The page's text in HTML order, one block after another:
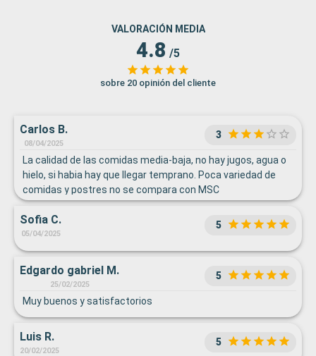
VALORACIÓN MEDIA
4.8 /5
sobre 20 opinión del cliente
Carlos B.
08/04/2025
3
La calidad de las comidas media-baja, no hay jugos, agua o
hielo, si habia hay que llegar temprano. Poca variedad de
comidas y postres no se compara con MSC
Sofia C.
05/04/2025
5
Edgardo gabriel M.
25/02/2025
5
Muy buenos y satisfactorios
Luis R.
20/02/2025
5